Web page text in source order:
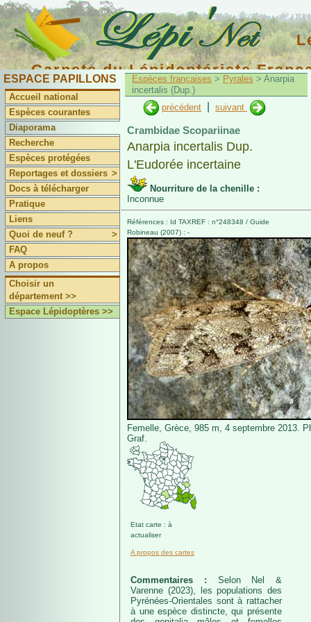
Carnets du Lépidoptériste
ESPACE PAPILLONS
Accueil national
Espèces courantes
Diaporama
Recherche
Espèces protégées
Reportages et dossiers >
Docs à télécharger
Pratique
Liens
Quoi de neuf ?
>
FAQ
A propos
Choisir un
département >>
Espace Lépidoptères >>
Espèces françaises > Pyrales > Anarpia
incertalis (Dup.)
précédent
suivant
Crambidae Scopariinae
Anarpia incertalis Dup.
L'Eudorée incertaine
Nourriture de la chenille :
Inconnue
Références : Id TAXREF : n°248348 / Guide
Robineau (2007) : -
Femelle, Grèce, 985 m, 4 septembre 2013.
Graf.
Etat carte : à
actualiser
A propos des cartes
Commentaires : Selon Nel &
Varenne (2023), les populations des
Pyrénées-Orientales sont à rattacher
à une espèce distincte, qui présente